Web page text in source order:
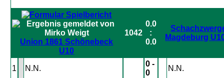
Union 1861 Schönebeck
U10
1042
0.0
:
0.0
Magdeburg
1 N.N.
0 -
0
N.N.